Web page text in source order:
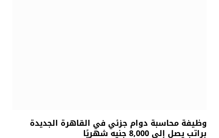
وظيفة محاسبة دوام جزئي في القاهرة الجديدة
براتب يصل إلى 8,000 جنيه شهريًا